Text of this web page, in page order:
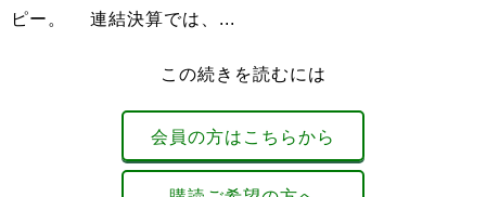
ピー。 連結決算では、...
この続きを読むには
会員の方はこちらから